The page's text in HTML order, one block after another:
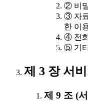
② 비
③ 자
한 이
④ 전
⑤ 기
제 3 장 서
제 9 조 (